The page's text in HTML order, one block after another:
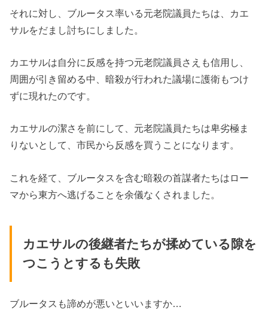
それに対し、ブルータス率いる元老院議員たちは、カエ
サルをだまし討ちにしました。
カエサルは自分に反感を持つ元老院議員さえも信用し、
周囲が引き留める中、暗殺が行われた議場に護衛もつけ
ずに現れたのです。
カエサルの潔さを前にして、元老院議員たちは卑劣極ま
りないとして、市民から反感を買うことになります。
これを経て、ブルータスを含む暗殺の首謀者たちはロー
マから東方へ逃げることを余儀なくされました。
カエサルの後継者たちが揉めている隙を
つこうとするも失敗
ブルータスも諦めが悪いといいますか…